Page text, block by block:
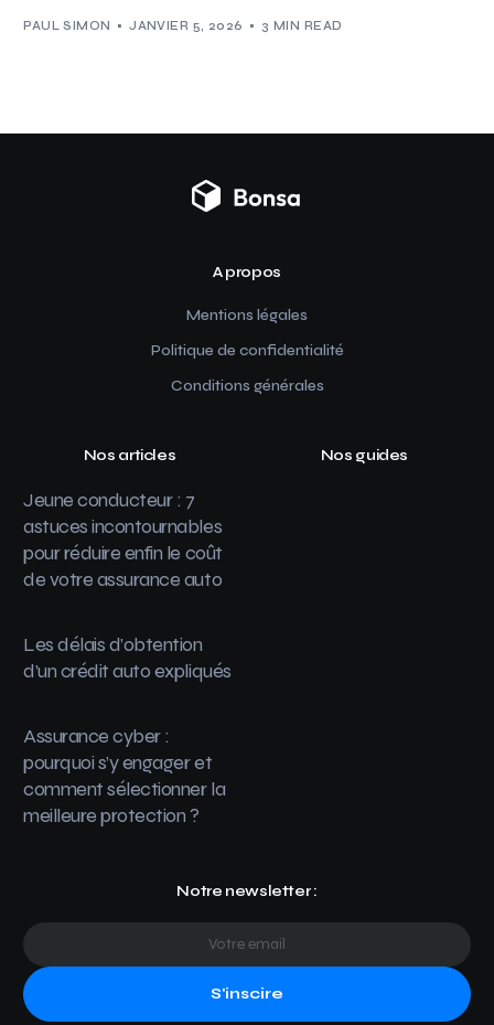
PAUL SIMON JANVIER 5, 2026 3 MIN READ
A propos
Mentions légales
Politique de confidentialité
Conditions générales
Nos articles
Jeune conducteur : 7
astuces incontournables
pour réduire enfin le coût
de votre assurance auto
Les délais d’obtention
d’un crédit auto expliqués
Assurance cyber :
pourquoi s’y engager et
comment sélectionner la
meilleure protection ?
Nos guides
Notre newsletter :
S'inscire